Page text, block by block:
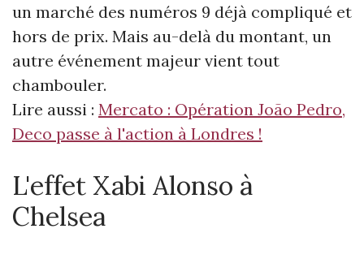
un marché des numéros 9 déjà compliqué et
hors de prix. Mais au-delà du montant, un
autre événement majeur vient tout
chambouler.
Lire aussi : Mercato : Opération João Pedro,
Deco passe à l'action à Londres !
L'effet Xabi Alonso à
Chelsea